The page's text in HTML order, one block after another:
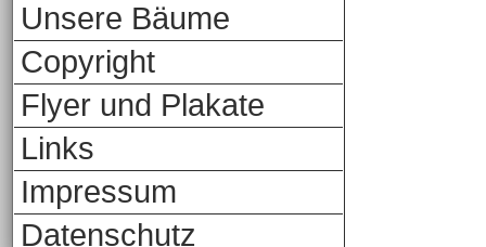
Unsere Bäume
Copyright
Flyer und Plakate
Links
Impressum
Datenschutz